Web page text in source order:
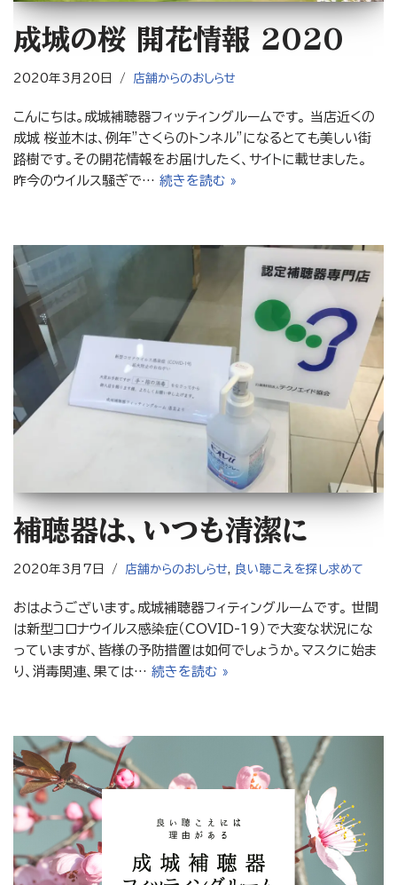
成城の桜 開花情報 2020
2020年3月20日 店舗からのおしらせ
こんにちは。成城補聴器フィッティングルームです。 当店近くの
成城 桜並木は、例年”さくらのトンネル”になるとても美しい街
路樹です。その開花情報をお届けしたく、サイトに載せました。
昨今のウイルス騒ぎで… 続きを読む »
補聴器は、いつも清潔に
2020年3月7日 店舗からのおしらせ, 良い聴こえを探し求めて
おはようございます。成城補聴器フィティングルームです。 世間
は新型コロナウイルス感染症（COVID-19）で大変な状況にな
っていますが、皆様の予防措置は如何でしょうか。マスクに始ま
り、消毒関連、果ては… 続きを読む »